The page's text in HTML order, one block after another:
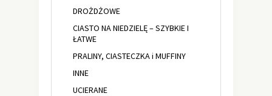
DROŻDŻOWE
CIASTO NA NIEDZIELĘ – SZYBKIE I
ŁATWE
PRALINY, CIASTECZKA i MUFFINY
INNE
UCIERANE